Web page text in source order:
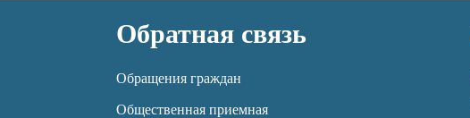
Обратная связь
Обращения граждан
Общественная приемная